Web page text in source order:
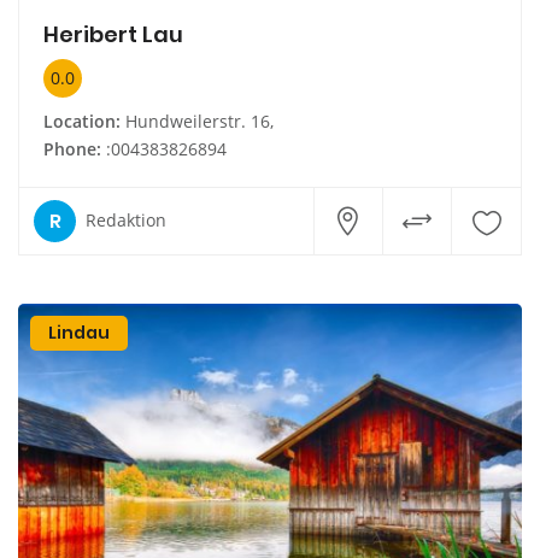
Heribert Lau
0.0
Location: Hundweilerstr. 16,
Phone: :004383826894
R Redaktion
Lindau